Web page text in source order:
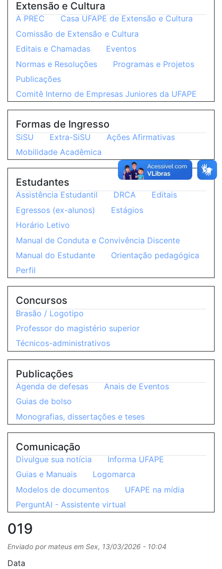
019
Enviado pormateus em Sex, 13/03/2026 - 10:04
Data
Extensão e Cultura
A PREC
Casa UFAPE de Extensão e Cultura
Comissão de Extensão e Cultura
Editais e Chamadas
Eventos
Normas e Resoluções
Programas e Projetos
Publicações
Comitê Interno de Empresas Juniores da UFAPE
Formas de Ingresso
SiSU Extra-SiSU
Ações Afirmativas
Mobilidade Acadêmica
Estudantes
Assistência Estudantil DRCA
Editais
Egressos (ex-alunos)
Estágios
Horário Letivo
Manual de Conduta e Convivência Discente
Manual do Estudante
Orientação pedagógica
Perfil
Concursos
Brasão / Logotipo
Professor do magistério superior
Técnicos-administrativos
Publicações
Agenda de defesas
Anais de Eventos
Guias de bolso
Monografias, dissertações e teses
Comunicação
Divulgue sua notícia
Informa UFAPE
Guias e Manuais
Logomarca
Modelos de documentos
UFAPE na mídia
PerguntAI - Assistente virtual